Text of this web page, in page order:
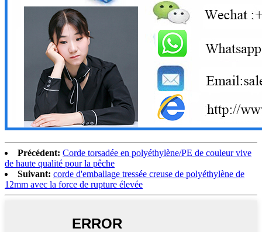
Précédent: Corde torsadée en polyéthylène/PE de couleur vive
de haute qualité pour la pêche
Suivant: corde d'emballage tressée creuse de polyéthylène de
12mm avec la force de rupture élevée